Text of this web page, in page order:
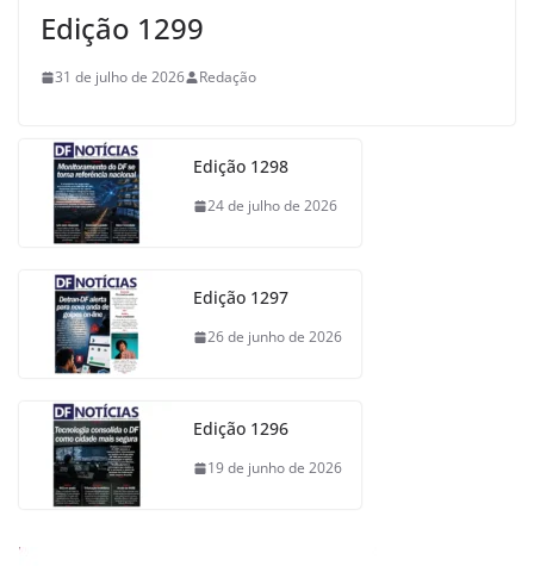
Edição 1299
31 de julho de 2026 Redação
Edição 1298
24 de julho de 2026
Edição 1297
26 de junho de 2026
Edição 1296
19 de junho de 2026